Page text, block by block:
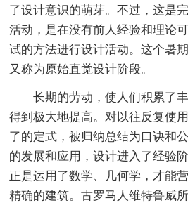
了设计意识的萌芽。不过，这是
活动，是在没有前人经验和理论
试的方法进行设计活动。这个暑
又称为原始直觉设计阶段。
长期的劳动，使人们积累了丰
得到极大地提高。对以往反复使
了的定式，被归纳总结为口诀和
的发展和应用，设计进入了经验
正是运用了数学、几何学，才能
精确的建筑。古罗马人维特鲁威